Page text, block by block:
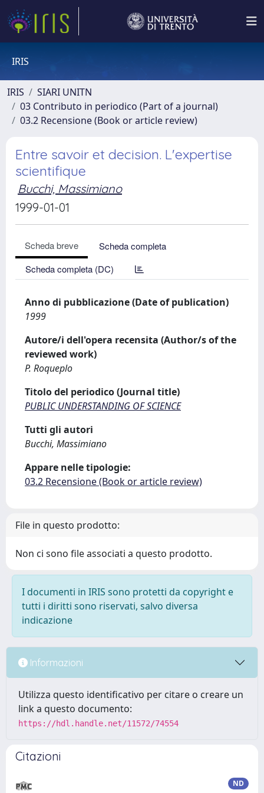
IRIS
IRIS
SIARI UNITN
03 Contributo in periodico (Part of a journal)
03.2 Recensione (Book or article review)
Entre savoir et decision. L'expertise
scientifique
Bucchi, Massimiano
1999-01-01
Scheda breve
Scheda completa
Scheda completa (DC)
Anno di pubblicazione (Date of publication)
1999
Autore/i dell'opera recensita (Author/s of the
reviewed work)
P. Roqueplo
Titolo del periodico (Journal title)
PUBLIC UNDERSTANDING OF SCIENCE
Tutti gli autori
Bucchi, Massimiano
Appare nelle tipologie:
03.2 Recensione (Book or article review)
File in questo prodotto:
Non ci sono file associati a questo prodotto.
I documenti in IRIS sono protetti da copyright e
tutti i diritti sono riservati, salvo diversa
indicazione
Informazioni
Utilizza questo identificativo per citare o creare un
link a questo documento:
https://hdl.handle.net/11572/74554
Citazioni
ND